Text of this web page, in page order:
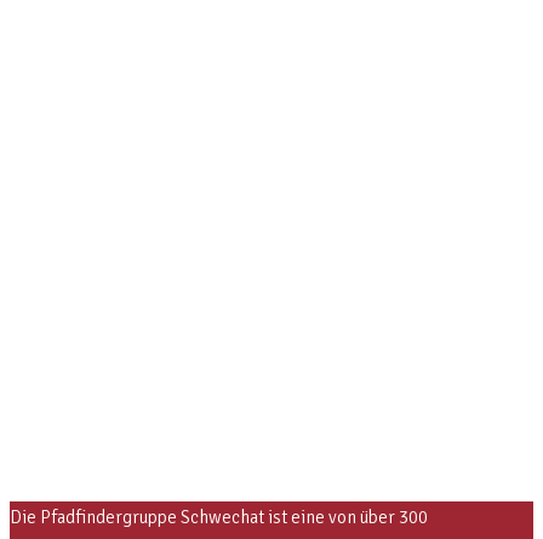
Die Pfadfindergruppe Schwechat ist eine von über 300